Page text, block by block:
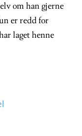
om han gjerne
er redd for
laget henne